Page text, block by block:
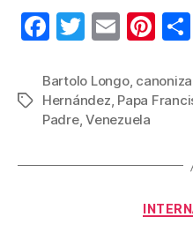
F
c
e
o
T
tt
er
E
ail
Pi
er
e
Etiquetas
Bartolo Longo,
Hernández Papa
Padre,Venezuela